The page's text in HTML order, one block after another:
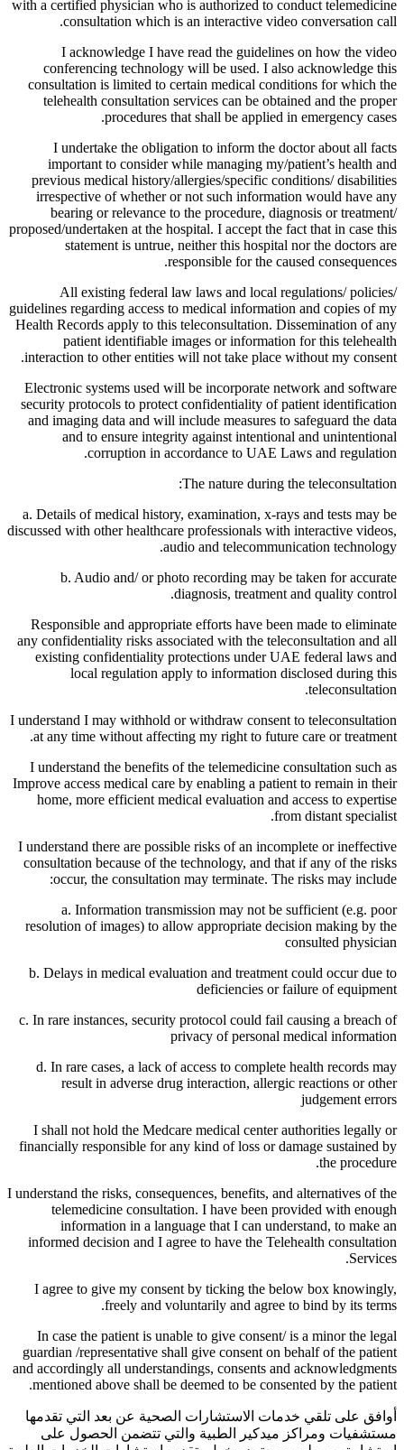
with a certified physician who is authorized to conduct telemedicine
consultation which is an interactive video conversation call.
I acknowledge I have read the guidelines on how the video
conferencing technology will be used. I also acknowledge this
consultation is limited to certain medical conditions for which the
telehealth consultation services can be obtained and the proper
procedures that shall be applied in emergency cases.
I undertake the obligation to inform the doctor about all facts
important to consider while managing my/patient’s health and
previous medical history/allergies/specific conditions/ disabilities
irrespective of whether or not such information would have any
bearing or relevance to the procedure, diagnosis or treatment/
proposed/undertaken at the hospital. I accept the fact that in case this
statement is untrue, neither this hospital nor the doctors are
responsible for the caused consequences.
All existing federal law laws and local regulations/ policies/
guidelines regarding access to medical information and copies of my
Health Records apply to this teleconsultation. Dissemination of any
patient identifiable images or information for this telehealth
interaction to other entities will not take place without my consent.
Electronic systems used will be incorporate network and software
security protocols to protect confidentiality of patient identification
and imaging data and will include measures to safeguard the data
and to ensure integrity against intentional and unintentional
corruption in accordance to UAE Laws and regulation.
The nature during the teleconsultation:
a. Details of medical history, examination, x-rays and tests may be
discussed with other healthcare professionals with interactive videos,
audio and telecommunication technology.
b. Audio and/ or photo recording may be taken for accurate
diagnosis, treatment and quality control.
Responsible and appropriate efforts have been made to eliminate
any confidentiality risks associated with the teleconsultation and all
existing confidentiality protections under UAE federal laws and
local regulation apply to information disclosed during this
teleconsultation.
I understand I may withhold or withdraw consent to teleconsultation
at any time without affecting my right to future care or treatment.
I understand the benefits of the telemedicine consultation such as
Improve access medical care by enabling a patient to remain in their
home, more efficient medical evaluation and access to expertise
from distant specialist.
I understand there are possible risks of an incomplete or ineffective
consultation because of the technology, and that if any of the risks
occur, the consultation may terminate. The risks may include:
a. Information transmission may not be sufficient (e.g. poor
resolution of images) to allow appropriate decision making by the
consulted physician
b. Delays in medical evaluation and treatment could occur due to
deficiencies or failure of equipment
c. In rare instances, security protocol could fail causing a breach of
privacy of personal medical information
d. In rare cases, a lack of access to complete health records may
result in adverse drug interaction, allergic reactions or other
judgement errors
I shall not hold the Medcare medical center authorities legally or
financially responsible for any kind of loss or damage sustained by
the procedure.
I understand the risks, consequences, benefits, and alternatives of the
telemedicine consultation. I have been provided with enough
information in a language that I can understand, to make an
informed decision and I agree to have the Telehealth consultation
Services.
I agree to give my consent by ticking the below box knowingly,
freely and voluntarily and agree to bind by its terms.
In case the patient is unable to give consent/ is a minor the legal
guardian /representative shall give consent on behalf of the patient
and accordingly all understandings, consents and acknowledgments
mentioned above shall be deemed to be consented by the patient.
أوافق على تلقي خدمات الاستشارات الصحية عن بعد التي تقدمها
مستشفيات ومراكز ميدكير الطبية والتي تتضمن الحصول على